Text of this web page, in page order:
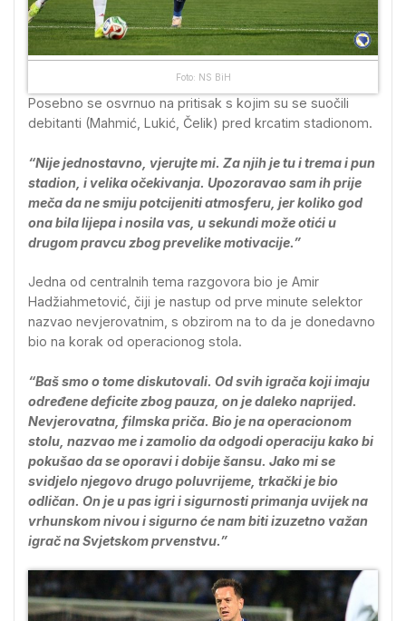
Foto: NS BiH
Posebno se osvrnuo na pritisak s kojim su se suočili
debitanti (Mahmić, Lukić, Čelik) pred krcatim stadionom.
“Nije jednostavno, vjerujte mi. Za njih je tu i trema i pun
stadion, i velika očekivanja. Upozoravao sam ih prije
meča da ne smiju potcijeniti atmosferu, jer koliko god
ona bila lijepa i nosila vas, u sekundi može otići u
drugom pravcu zbog prevelike motivacije.”
Jedna od centralnih tema razgovora bio je Amir
Hadžiahmetović, čiji je nastup od prve minute selektor
nazvao nevjerovatnim, s obzirom na to da je donedavno
bio na korak od operacionog stola.
“Baš smo o tome diskutovali. Od svih igrača koji imaju
određene deficite zbog pauza, on je daleko naprijed.
Nevjerovatna, filmska priča. Bio je na operacionom
stolu, nazvao me i zamolio da odgodi operaciju kako bi
pokušao da se oporavi i dobije šansu. Jako mi se
svidjelo njegovo drugo poluvrijeme, trkački je bio
odličan. On je u pas igri i sigurnosti primanja uvijek na
vrhunskom nivou i sigurno će nam biti izuzetno važan
igrač na Svjetskom prvenstvu.”